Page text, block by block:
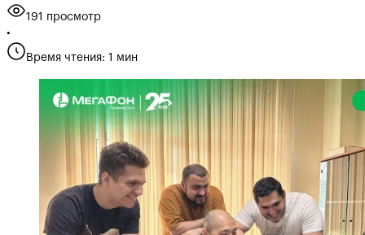
191 просмотр
•
Время чтения: 1 мин